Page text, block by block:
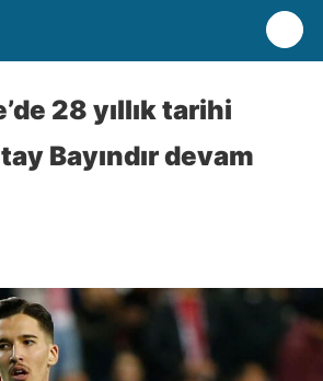
28 yıllık tarihi
Bayındır devam